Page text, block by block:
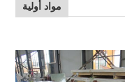
مواد أولية